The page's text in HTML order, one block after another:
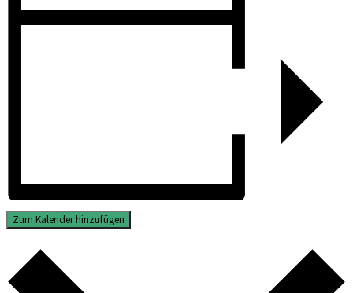
Zum Kalender hinzufügen